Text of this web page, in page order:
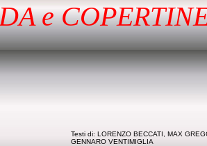
e
Testi di: LORENZO BECCATI, MAX
GENNARO VENTIMIGLIA